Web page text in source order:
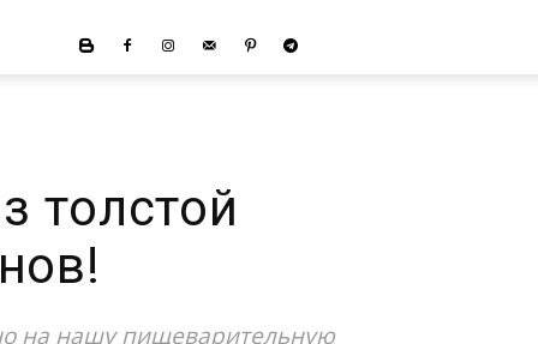
толстой
на нашу пищеварительную